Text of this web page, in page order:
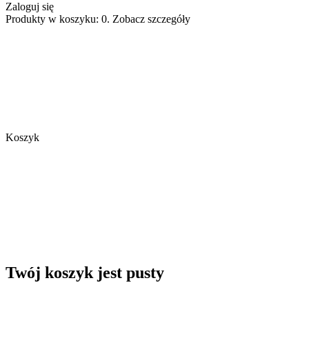
Zaloguj się
Produkty w koszyku: 0. Zobacz szczegóły
Koszyk
Twój koszyk jest pusty